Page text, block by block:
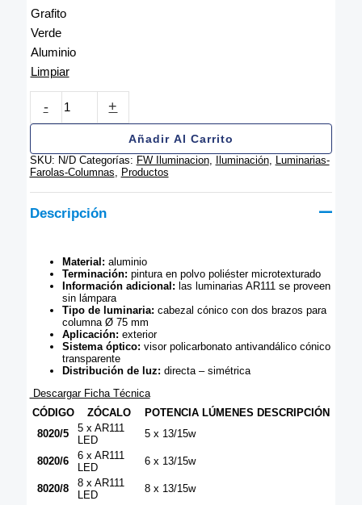
Grafito
Verde
Aluminio
Limpiar
-
Profesional
FW
(Necesita
Columna-
S,
T,
X
o
+
Añadir Al Carrito
SKU: N/D Categorías: FW Iluminacion, Iluminación, Luminarias-
Farolas-Columnas, Productos
Descripción
Material: aluminio
Terminación: pintura en polvo poliéster microtexturado
Información adicional: las luminarias AR111 se proveen
sin lámpara
Tipo de luminaria: cabezal cónico con dos brazos para
columna Ø 75 mm
Aplicación: exterior
Sistema óptico: visor policarbonato antivandálico cónico
transparente
Distribución de luz: directa – simétrica
Descargar Ficha Técnica
CÓDIGO
ZÓCALO POTENCIA LÚMENES DESCRIPCIÓN
8020/5
5 x AR111
LED
5 x 13/15w
8020/6
6 x AR111
LED
6 x 13/15w
8020/8
8 x AR111
LED
8 x 13/15w